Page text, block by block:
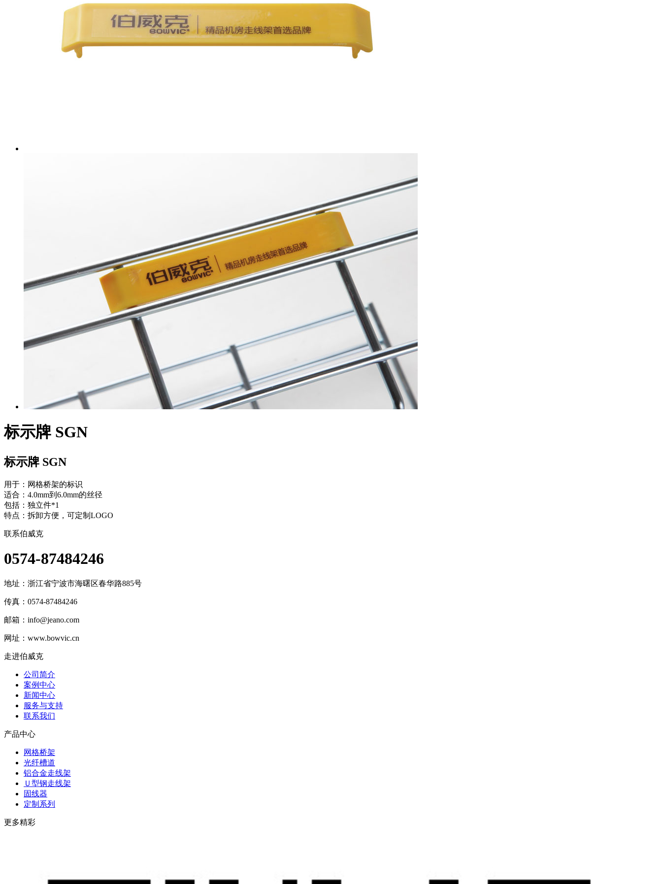
标示牌 SGN
标示牌 SGN
用于：网格桥架的标识
适合：4.0mm到6.0mm的丝径
包括：独立件*1
特点：拆卸方便，可定制LOGO
联系伯威克
0574-87484246
地址： 浙江省宁波市海曙区春华路885号
传真：0574-87484246
邮箱： info@jeano.com
网址：www.bowvic.cn
走进伯威克
公司简介
案例中心
新闻中心
服务与支持
联系我们
产品中心
网格桥架
光纤槽道
铝合金走线架
Ｕ型钢走线架
固线器
定制系列
更多精彩